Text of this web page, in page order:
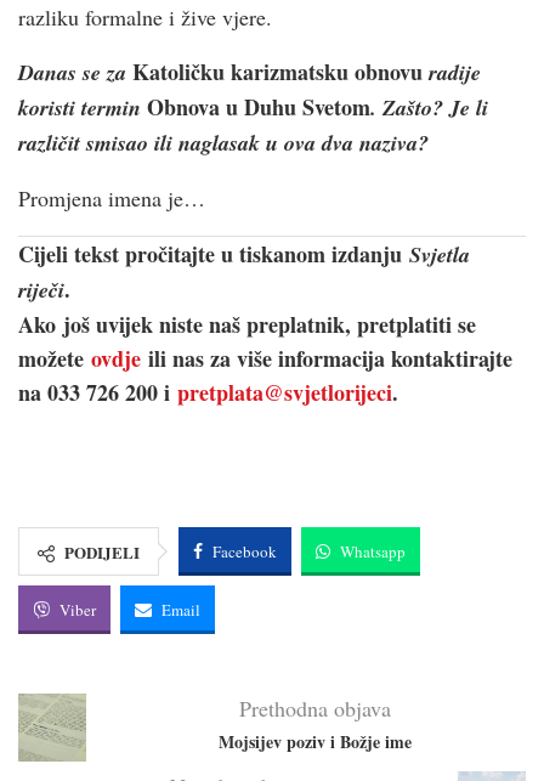
razliku formalne i žive vjere.
Danas se za Katoličku karizmatsku obnovuradije
koristi termin Obnova u Duhu Svetom. Zašto? Je li
različit smisao ili naglasak u ova dva naziva?
Promjena imena je…
Cijeli tekst pročitajte u tiskanom izdanju Svjetla
riječi.
Ako još uvijek niste naš preplatnik, pretplatiti se
možete ovdje ili nas za više informacija kontaktirajte
na 033 726 200 i pretplata@svjetlorijeci.
PODIJELI Facebook Whatsapp
Viber Email
Prethodna objava
Mojsijev poziv i Božje ime